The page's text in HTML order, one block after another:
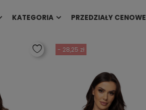
KATEGORIA PRZEDZIAŁY CENOWE
- 28,25 zł